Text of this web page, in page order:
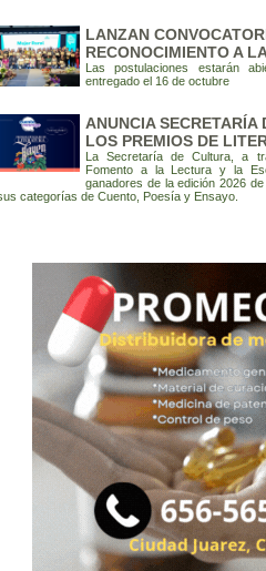
LANZAN
RECONOCIMIENTO A
Las postulaciones estarán
entregado el 16 de octubre
ANUNCIA SECRETARÍA
LOS PREMIOS DE
La Secretaría de Cultura, a
Fomento a la Lectura y la
ganadores de la edición 2026
categorías de Cuento, Poesía y Ensayo.